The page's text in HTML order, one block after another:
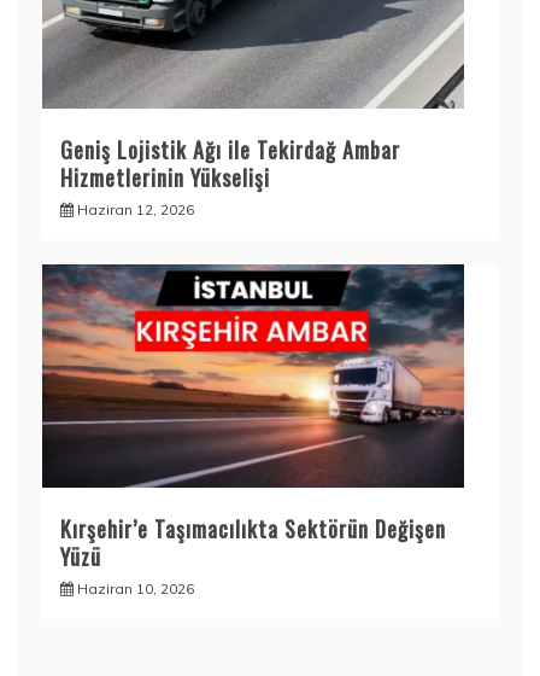
Geniş Lojistik Ağı ile Tekirdağ Ambar
Hizmetlerinin Yükselişi
Haziran 12, 2026
Kırşehir’e Taşımacılıkta Sektörün Değişen
Yüzü
Haziran 10, 2026